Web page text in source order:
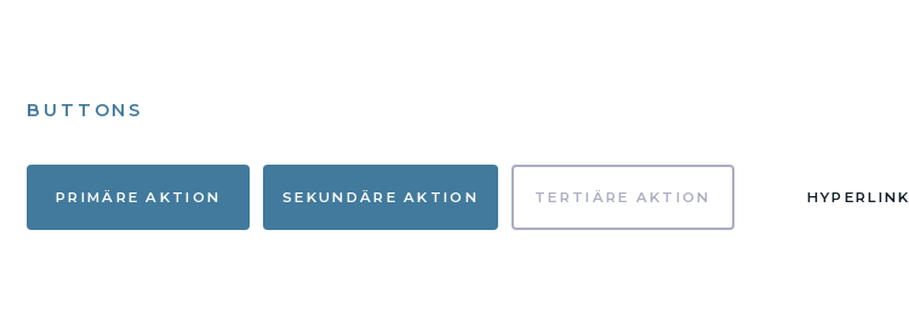
BUTTONS
PRIMÄRE AKTION SEKUNDÄRE AKTION TERTIÄRE AKTION HYPERLINK